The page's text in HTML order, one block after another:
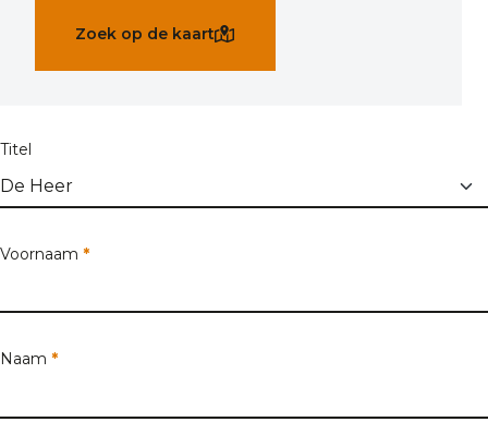
Zoek op de kaart
Titel
Voornaam *
Naam *